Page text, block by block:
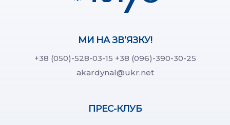
МИ НА ЗВ’ЯЗКУ!
+38 (050)-528-03-15 +38 (096)-390-30-25
akardynal@ukr.net
ПРЕС-КЛУБ